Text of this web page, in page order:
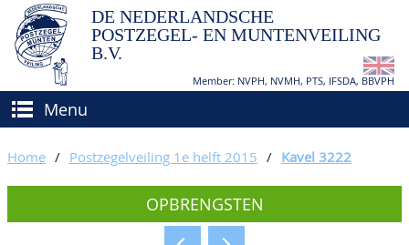
DE NEDERLANDSCHE
POSTZEGEL- EN MUNTENVEILING
B.V.
Member: NVPH, NVMH, PTS, IFSDA, BBVPH
Menu
(VER)KOPEN
Hoe verkopen?
BIEDEN
Home / Postzegelveiling 1e helft 2015 / Kavel 3222
OPBRENGSTEN